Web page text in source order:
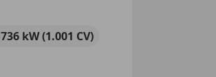
736 kW (1.001 CV)